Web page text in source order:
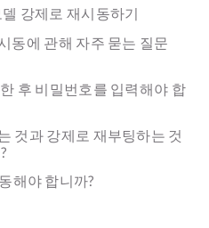
강제로 재시동하기
동에 관해 자주 묻는 질문
후 비밀번호를 입력해야 합
것과 강제로 재부팅하는 것
해야 합니까?